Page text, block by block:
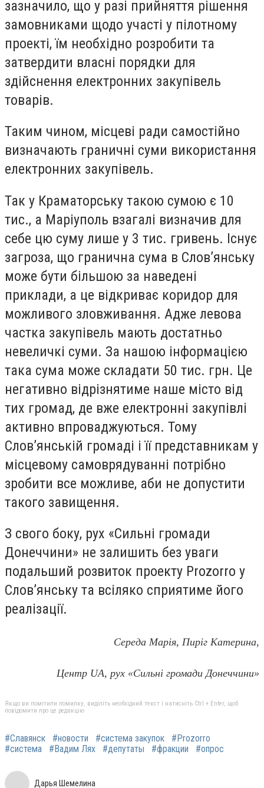
зазначило, що у разі прийняття рішення
замовниками щодо участі у пілотному
проекті, їм необхідно розробити та
затвердити власні порядки для
здійснення електронних закупівель
товарів.
Таким чином, місцеві ради самостійно
визначають граничні суми використання
електронних закупівель.
Так у Краматорську такою сумою є 10
тис., а Маріуполь взагалі визначив для
себе цю суму лише у 3 тис. гривень. Існує
загроза, що гранична сума в Слов’янську
може бути більшою за наведені
приклади, а це відкриває коридор для
можливого зловживання. Адже левова
частка закупівель мають достатньо
невеличкі суми. За нашою інформацією
така сума може складати 50 тис. грн. Це
негативно відрізнятиме наше місто від
тих громад, де вже електронні закупівлі
активно впроваджуються. Тому
Слов’янській громаді і її представникам у
місцевому самоврядуванні потрібно
зробити все можливе, аби не допустити
такого завищення.
З свого боку, рух «Сильні громади
Донеччини» не залишить без уваги
подальший розвиток проекту Prozorro у
Слов’янську та всіляко сприятиме його
реалізації.
Середа Марія, Пиріг Катерина,
Центр UA, рух «Сильні громади Донеччини»
Якщо ви помітили помилку, виділіть необхідний текст і натисніть Ctrl + Enter, щоб
повідомити про це редакцію
#Славянск #новости #система закупок
#Prozorro
#система
#Вадим Лях #депутаты #фракции #опрос
Дарья Шемелина